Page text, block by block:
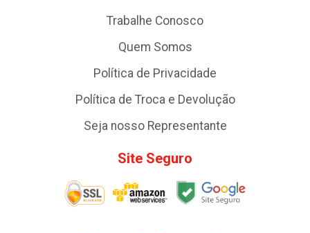
Trabalhe Conosco
Quem Somos
Política de Privacidade
Política de Troca e Devolução
Seja nosso Representante
Site Seguro